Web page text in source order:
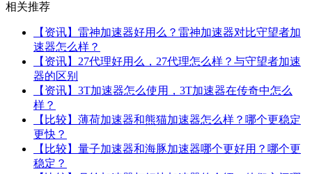
相关推荐
【资讯】雷神加速器好用么？雷神加速器对比守望者加
速器怎么样？
【资讯】27代理好用么，27代理怎么样？与守望者加速
器的区别
【资讯】3T加速器怎么使用，3T加速器在传奇中怎么
样？
【比较】薄荷加速器和熊猫加速器怎么样？哪个更稳定
更快？
【比较】量子加速器和海豚加速器哪个更好用？哪个更
稳定？